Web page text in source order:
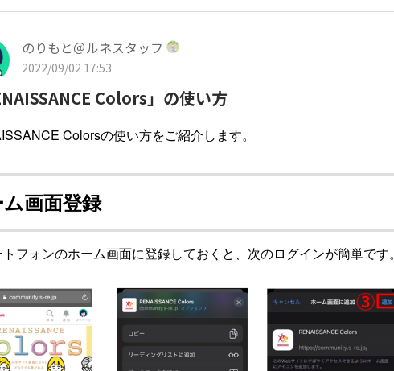
のりもと＠ルネスタッフ
2022/09/02 17:53
Colors」の使い方
Colorsの使い方をご紹介します。
画面登録
フォンのホーム画面に登録しておくと、次のログインが簡単です。